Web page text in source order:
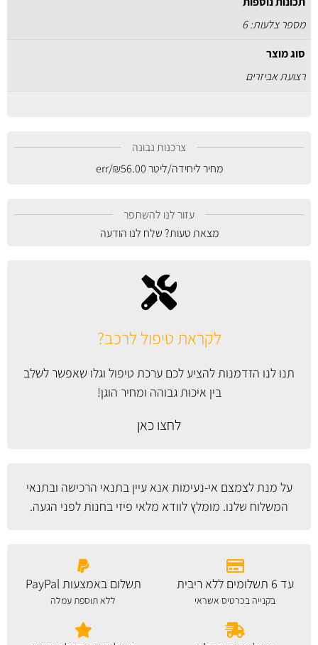
לקראת טיפול לרכב?
תנו לנו הזדמנות להציע לכם ערכת טיפול וגלו שאפשר לשלב
בין איכות גבוהה ומחיר הוגן!
לחצו כאן
על מנת לצמצם אי-נעימות אנא עייןבתנאי הרכישה ובתנאי
המשלוח שלנו. מומלץ לוודא מלאי פיזי בחנות לפני הגעה.
מספר צלעות: 6
סוג מוצר
רצועת אביזרים
צרכנות נבונה
מחיר ליחידה/ליטר
₪56.00
/err
עזור לנו להשתפר
מצאת טעות? שלח לנו הודעה
עד 6 תשלומים ללא ריבית
בקנייה בכרטיס אשראי
תשלום באמצעות PayPal
ללא תוספת עמלה